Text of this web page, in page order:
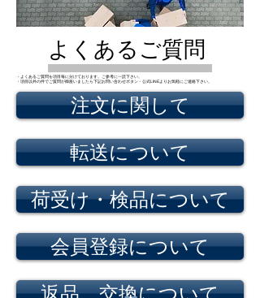
よくあるご質問
・よくあるご質問を項目毎に分けております。ご参考に一読下さい。
・項目以外の件でご質問が御座いましたら下記お問い合わせボタン・公式LINEよりお気軽にご連絡下さい。
注文に関して
転送について
荷受け・検品について
会員登録について
返品 交換について